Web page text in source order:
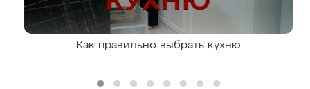
Как правильно выбрать кухню